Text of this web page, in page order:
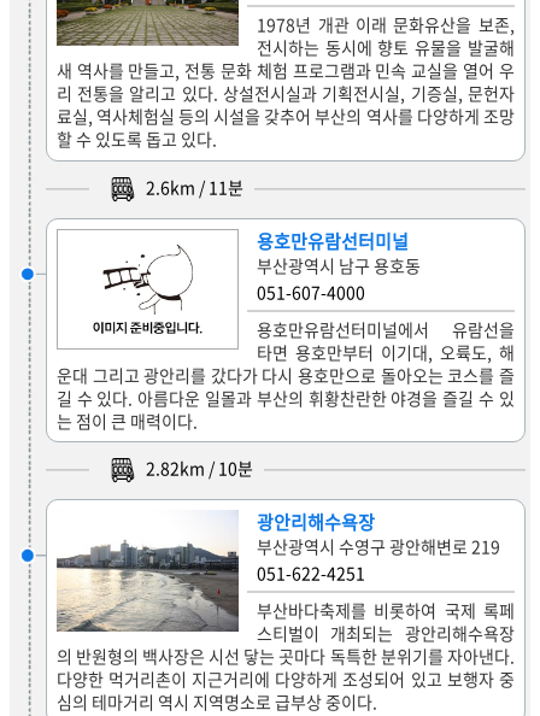
1978년 개관 이래 문화유산을 보존,
전시하는 동시에 향토 유물을 발굴해
새 역사를 만들고, 전통 문화 체험 프로그램과 민속 교실을 열어 우
리 전통을 알리고 있다. 상설전시실과 기획전시실, 기증실, 문헌자
료실, 역사체험실 등의 시설을 갖추어 부산의 역사를 다양하게 조망
할 수 있도록 돕고 있다.
2.6km / 11분
용호만유람선터미널
부산광역시 남구 용호동
051-607-4000
용호만유람선터미널에서 유람선을
타면 용호만부터 이기대, 오륙도, 해
운대 그리고 광안리를 갔다가 다시 용호만으로 돌아오는 코스를 즐
길 수 있다. 아름다운 일몰과 부산의 휘황찬란한 야경을 즐길 수 있
는 점이 큰 매력이다.
2.82km / 10분
광안리해수욕장
부산광역시 수영구 광안해변로 219
051-622-4251
부산바다축제를 비롯하여 국제 록페
스티벌이 개최되는 광안리해수욕장
의 반원형의 백사장은 시선 닿는 곳마다 독특한 분위기를 자아낸다.
다양한 먹거리촌이 지근거리에 다양하게 조성되어 있고 보행자 중
심의 테마거리 역시 지역명소로 급부상 중이다.